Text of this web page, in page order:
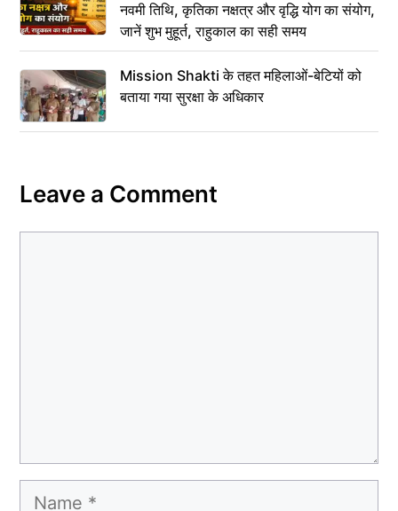
नवमी तिथि, कृतिका नक्षत्र और वृद्धि योग का संयोग,
जानें शुभ मुहूर्त, राहुकाल का सही समय
Mission Shakti के तहत महिलाओं-बेटियों को
बताया गया सुरक्षा के अधिकार
Leave a Comment
Name